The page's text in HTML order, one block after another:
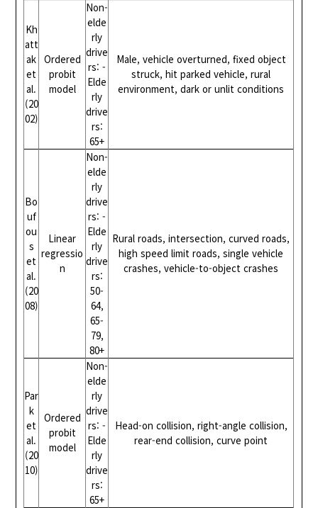
Kh
att
ak
et
al.
(20
02)
Ordered
probit
model
Non-
elde
rly
drive
rs: -
Elde
rly
drive
rs:
65+
Male, vehicle overturned, fixed object
struck, hit parked vehicle, rural
environment, dark or unlit conditions
Bo
uf
ou
s
et
al.
(20
08)
Linear
regressio
n
Non-
elde
rly
drive
rs: -
Elde
rly
drive
rs:
50-
64,
65-
79,
80+
Rural roads, intersection, curved roads,
high speed limit roads, single vehicle
crashes, vehicle-to-object crashes
Par
k
et
al.
(20
10)
Ordered
probit
model
Non-
elde
rly
drive
rs: -
Elde
rly
drive
rs:
65+
Head-on collision, right-angle collision,
rear-end collision, curve point